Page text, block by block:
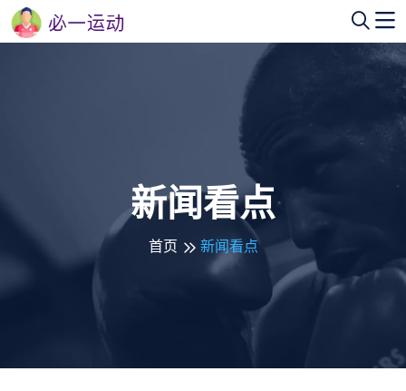
新闻看点
首页 新闻看点